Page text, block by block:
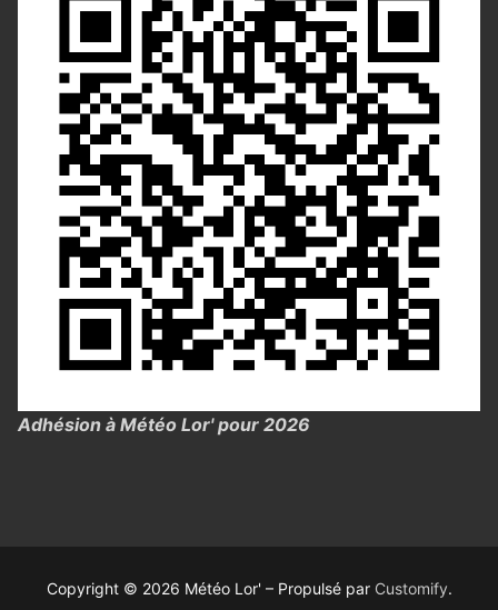
Adhésion à Météo Lor' pour 2026
Copyright © 2026 Météo Lor' – Propulsé par Customify.